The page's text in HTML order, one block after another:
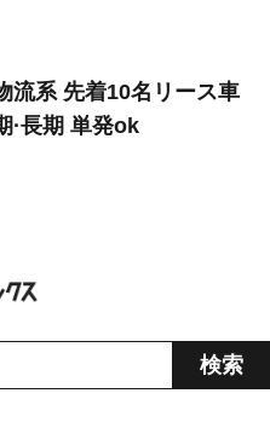
流系 先着10名リース車
·長期 単発ok